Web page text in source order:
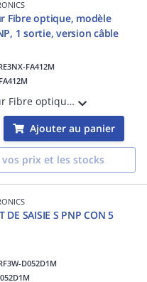
Fibre optique, modèle
1 sortie, version câble
FA412M
Amplificateur Fibre optique, modèle standard, PNP, 1 sortie, version câble (longueur 2 mètres)
Ajouter au panier
prix et les stocks
DE SAISIE S PNP CON 5
D052D1M